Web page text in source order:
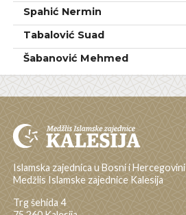
Spahić Nermin
Tabalović Suad
Šabanović Mehmed
Islamska zajednica u Bosni i Hercegovini
Medžlis Islamske zajednice Kalesija
Trg šehida 4